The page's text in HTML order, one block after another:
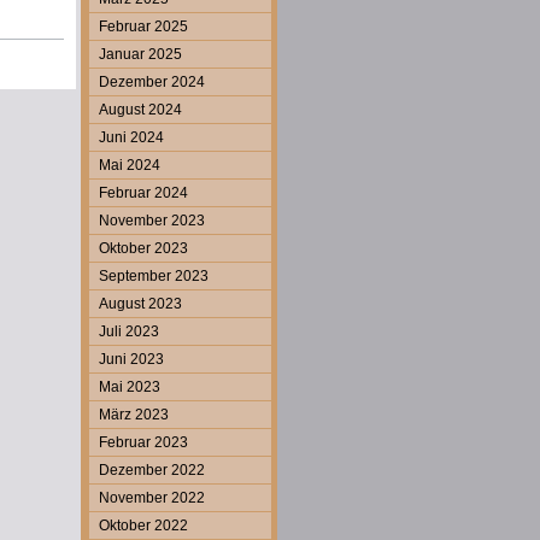
Februar 2025
Januar 2025
Dezember 2024
August 2024
Juni 2024
Mai 2024
Februar 2024
November 2023
Oktober 2023
September 2023
August 2023
Juli 2023
Juni 2023
Mai 2023
März 2023
Februar 2023
Dezember 2022
November 2022
Oktober 2022